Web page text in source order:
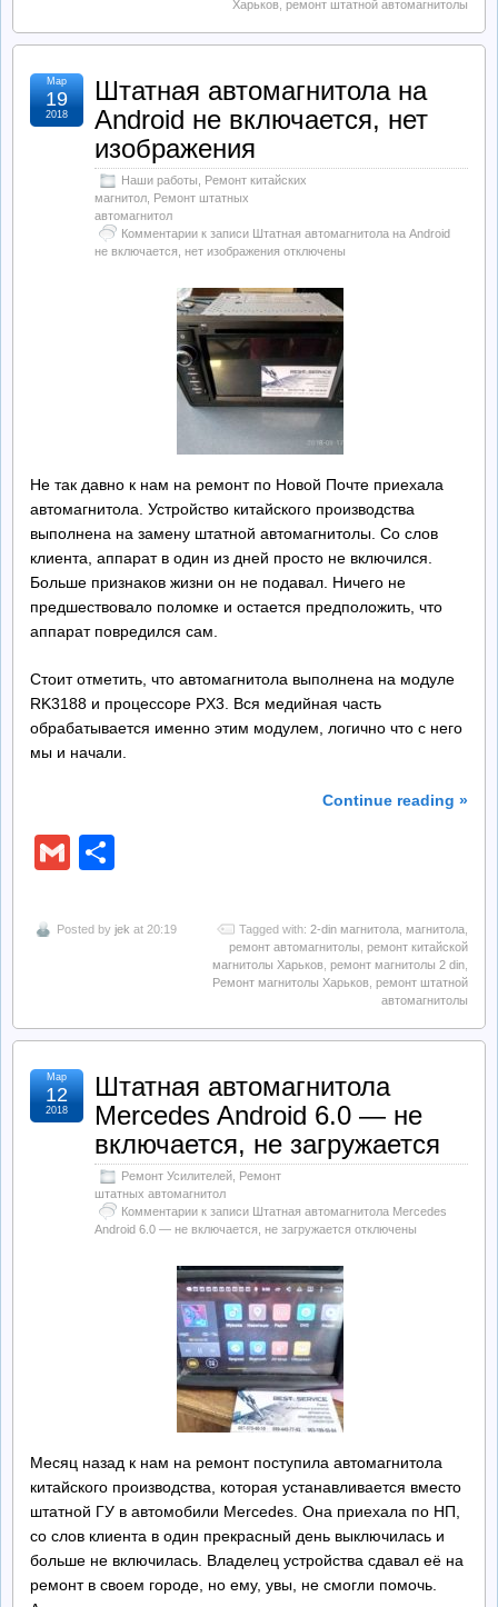
Харьков ремонт штатной автомагнитолы
Штатная автомагнитола на
Android не включается, нет
изображения
Наши работы
Ремонт китайских
магнитол Ремонт штатных
автомагнитол
Комментарии к записи Штатная автомагнитола на Android
не включается, нет изображения отключены
Мар
19
2018
Не так давно к нам на ремонт по Новой Почте приехала
автомагнитола. Устройство китайского производства
выполнена на замену штатной автомагнитолы. Со слов
клиента, аппарат в один из дней просто не включился.
Больше признаков жизни он не подавал. Ничего не
предшествовало поломке и остается предположить, что
аппарат повредился сам.
Стоит отметить, что автомагнитола выполнена на модуле
RK3188 и процессоре PX3. Вся медийная часть
обрабатывается именно этим модулем, логично что с него
мы и начали.
Continue reading »
Gmail
Posted by jek at 20:19 Tagged with: 2-din магнитола магнитола
ремонт автомагнитолы ремонт китайской
магнитолы Харьков ремонт магнитолы 2 din
Ремонт магнитолы Харьков ремонт штатной
автомагнитолы
Штатная автомагнитола
Mercedes Android 6.0 — не
включается, не загружается
Ремонт Усилителей
Ремонт
штатных автомагнитол
Комментарии к записи Штатная автомагнитола Mercedes
Android 6.0 — не включается, не загружается отключены
Мар
12
2018
Месяц назад к нам на ремонт поступила автомагнитола
китайского производства, которая устанавливается вместо
штатной ГУ в автомобили Mercedes. Она приехала по НП,
со слов клиента в один прекрасный день выключилась и
больше не включилась. Владелец устройства сдавал её на
ремонт в своем городе, но ему, увы, не смогли помочь.